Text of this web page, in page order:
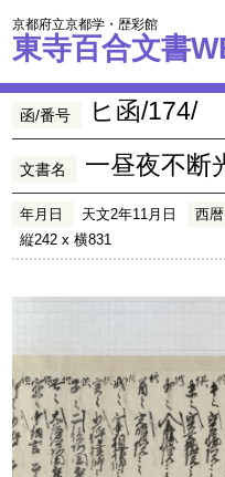
京都府立京都学・歴彩館
東寺百合文書
函/番号 ヒ函/174/
文書名 一昼夜不断
年月日 天文2年11月日 西暦
縦242 x 横831